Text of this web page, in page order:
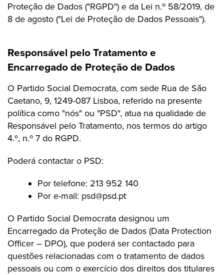
Proteção de Dados ("RGPD") e da Lei n.º 58/2019, de
8 de agosto ("Lei de Proteção de Dados Pessoais").
Responsável pelo Tratamento e
Encarregado de Proteção de Dados
O Partido Social Democrata, com sede Rua de São
Caetano, 9, 1249-087 Lisboa, referido na presente
política como "nós" ou "PSD", atua na qualidade de
Responsável pelo Tratamento, nos termos do artigo
4.º, n.º 7 do RGPD.
Poderá contactar o PSD:
Por telefone: 213 952 140
Por e-mail: psd@psd.pt
O Partido Social Democrata designou um
Encarregado da Proteção de Dados (Data Protection
Officer – DPO), que poderá ser contactado para
questões relacionadas com o tratamento de dados
pessoais ou com o exercício dos direitos dos titulares